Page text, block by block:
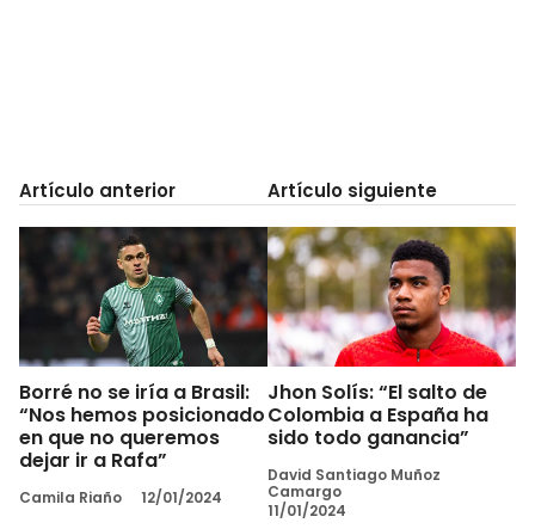
Artículo anterior
Borré no se iría a Brasil:
“Nos hemos posicionado
en que no queremos
dejar ir a Rafa”
Camila Riaño 12/01/2024
Artículo siguiente
Jhon Solís: “El salto de
Colombia a España ha
sido todo ganancia”
David Santiago Muñoz
Camargo
11/01/2024